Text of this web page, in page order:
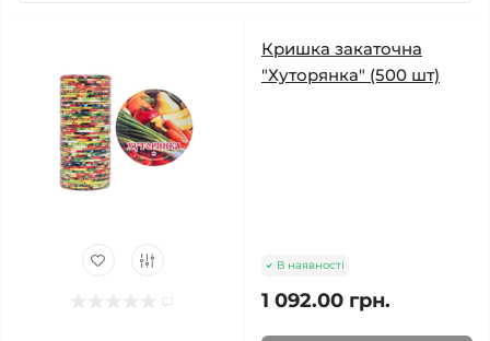
Кришка закаточна
"Хуторянка" (500 шт)
В наявності
1 092.00 грн.